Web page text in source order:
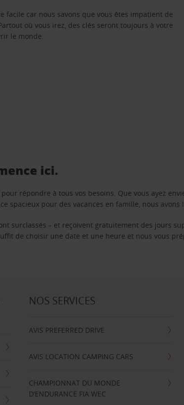
facile car nous savons que vous êtes impatient de
où vous irez, des clés seront toujours à votre
le monde.
ici.
répondre à tous vos besoins. Que vous ayez
spacieux pour des vacances en famille, nous avons
surclassés – et reçoivent gratuitement des jours
de choisir une date et une heure et nous vous
NOS SERVICES
AVIS PREFERRED DRIVE
AVIS LOCATION CAMPING CARS
CHAMPIONNAT DU MONDE
D’ENDURANCE FIA WEC